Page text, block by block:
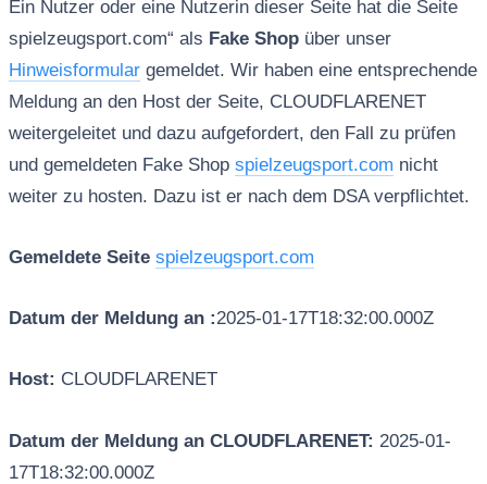
Ein Nutzer oder eine Nutzerin dieser Seite hat die Seite
spielzeugsport.com“ als Fake Shopüber unser
Hinweisformulargemeldet. Wir haben eine entsprechende
Meldung an den Host der Seite, CLOUDFLARENET
weitergeleitet und dazu aufgefordert, den Fall zu prüfen
und gemeldeten Fake Shop spielzeugsport.com nicht
weiter zu hosten. Dazu ist er nach dem DSA verpflichtet.
Gemeldete Seite spielzeugsport.com
Datum der Meldung an :2025-01-17T18:32:00.000Z
Host: CLOUDFLARENET
Datum der Meldung an CLOUDFLARENET: 2025-01-
17T18:32:00.000Z